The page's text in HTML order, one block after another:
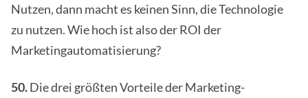
Nutzen, dann macht es keinen Sinn, die Technologie
zu nutzen. Wie hoch ist also der ROI der
Marketingautomatisierung?
50.Die drei größten Vorteile der Marketing-